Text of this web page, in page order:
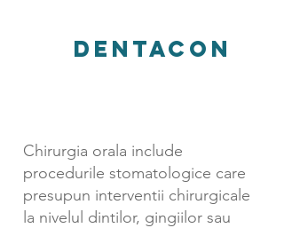
Dentacon
Chirurgia orala include
procedurile stomatologice care
presupun interventii chirurgicale
la nivelul dintilor, gingiilor sau